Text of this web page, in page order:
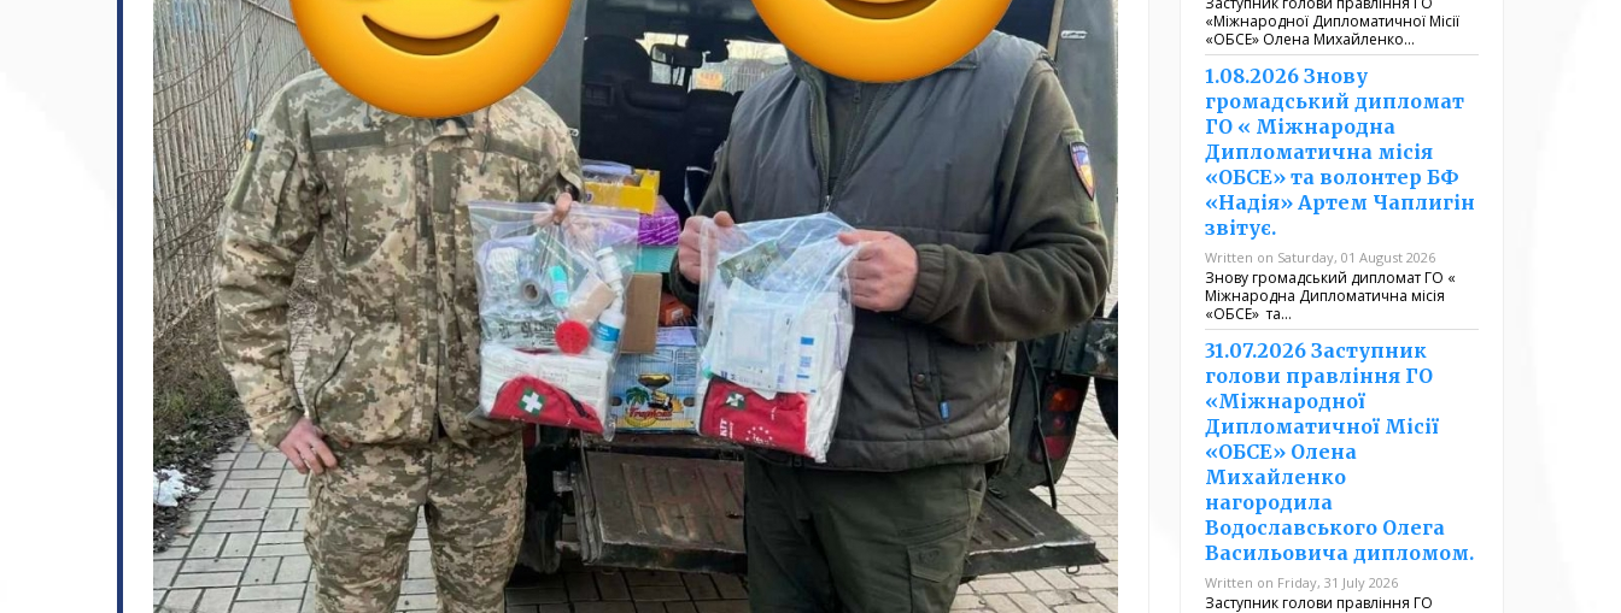
«Міжнародної Дипломатичної Місії
«ОБСЕ» Олена Михайленко…
1.08.2026 Знову
громадський дипломат
ГО « Міжнародна
Дипломатична місія
«ОБСЕ» та волонтер БФ
«Надія» Артем Чаплигін
звітує.
Written on Saturday, 01 August 2026
Знову громадський дипломат ГО «
Міжнародна Дипломатична місія
«ОБСЕ» та…
31.07.2026 Заступник
голови правління ГО
«Міжнародної
Дипломатичної Місії
«ОБСЕ» Олена
Михайленко
нагородила
Водославського Олега
Васильовича дипломом.
Written on Friday, 31 July 2026
Заступник голови правління ГО